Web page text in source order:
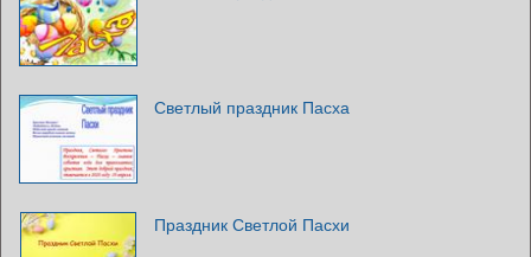
Светлый праздник Пасха
Праздник Светлой Пасхи